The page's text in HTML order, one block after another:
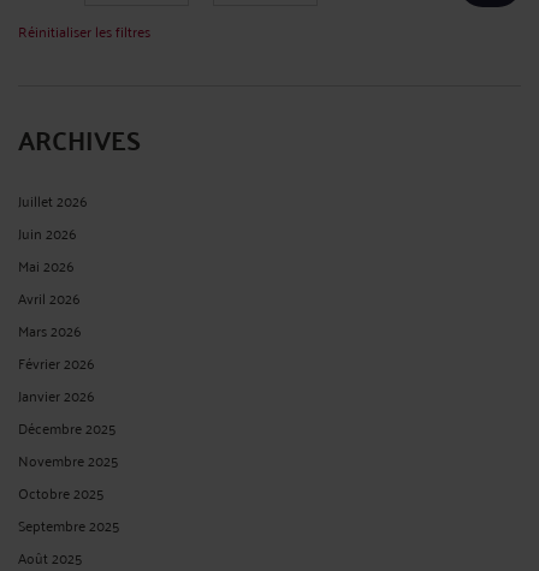
Réinitialiser les filtres
ARCHIVES
Juillet 2026
Juin 2026
Mai 2026
Avril 2026
Mars 2026
Février 2026
Janvier 2026
Décembre 2025
Novembre 2025
Octobre 2025
Septembre 2025
Août 2025